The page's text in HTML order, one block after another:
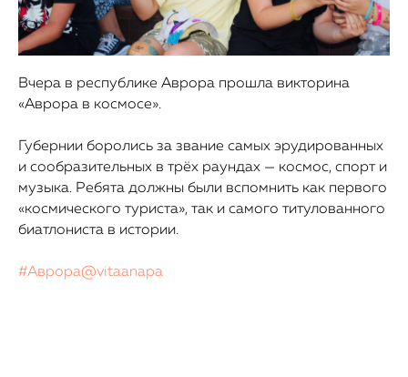
Вчера в республике Аврора прошла викторина
«Аврора в космосе».
Губернии боролись за звание самых эрудированных
и сообразительных в трёх раундах — космос, спорт и
музыка. Ребята должны были вспомнить как первого
«космического туриста», так и самого титулованного
биатлониста в истории.
#Аврора@vitaanapa